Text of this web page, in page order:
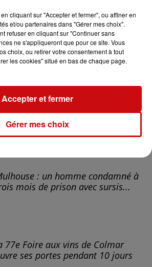
Blotzheim !
: un homme condamné à
mois de prison avec sursis...
77e Foire aux vins de Colmar
ses portes pendant 10 jours
cliquant sur "Accepter et fermer", ou affiner en
et/ou partenaires dans "Gérer mes choix".
refuser en cliquant sur "Continuer sans
ne s'appliqueront que pour ce site. Vous
choix, ou retirer votre consentement à tout
les cookies" situé en bas de chaque page.
Gérer mes choix
Accepter et fermer